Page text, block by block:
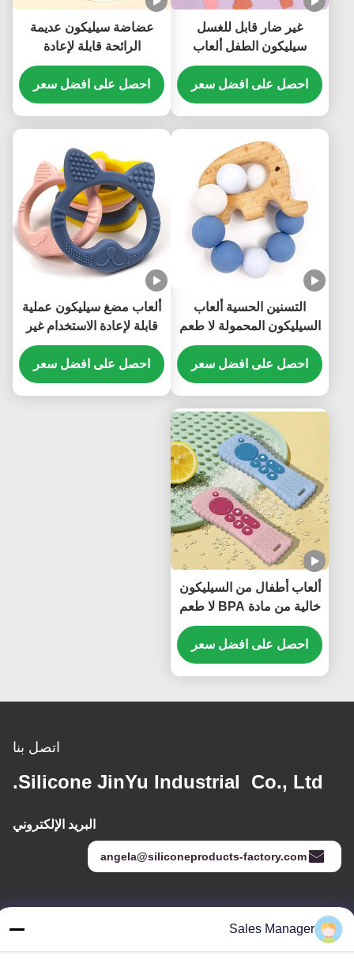
غير ضار قابل للغسل
سيليكون الطفل ألعاب
سيليكون غير سامة عملية
احصل على افضل سعر
عضاضة سيليكون عديمة
الرائحة قابلة لإعادة
الاستخدام ، لعبة تسنين
حسية متعددة الأغراض
احصل على افضل سعر
التسنين الحسية ألعاب
السيليكون المحمولة لا طعم
لها دائم
احصل على افضل سعر
ألعاب مضغ سيليكون عملية
قابلة لإعادة الاستخدام غير
سامة وخفيفة الوزن مقاومة
للماء
احصل على افضل سعر
ألعاب أطفال من السيليكون
خالية من مادة BPA لا طعم
لها للمضغ
احصل على افضل سعر
اتصل بنا
Silicone JinYu Industrial Co., Ltd.
البريد الإلكتروني
angela@siliconeproducts-factory.com
العنوان
Sales Manager